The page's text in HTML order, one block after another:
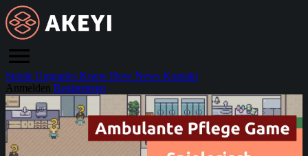
Spiele Upgrades Know How News Kontakt
Anmelden Registrieren